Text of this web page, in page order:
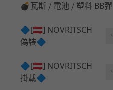
💣瓦斯 ⧸ 電池 ⧸ 塑料 BB彈
🔷[🇦🇹] NOVRITSCH
偽裝🔷
上衣夾克 ⧸ Jacket
兜帽 ⧸ Hood
🔷[🇦🇹] NOVRITSCH
掛載🔷